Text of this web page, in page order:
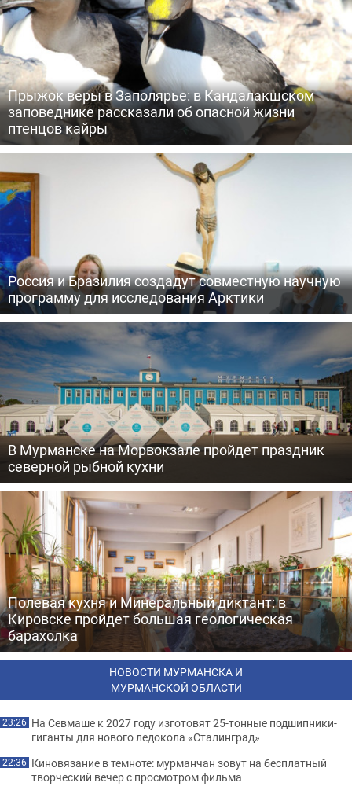
Прыжок веры в Заполярье: в Кандалакшском
заповеднике рассказали об опасной жизни
птенцов кайры
Россия и Бразилия создадут совместную научную
программу для исследования Арктики
В Мурманске на Морвокзале пройдет праздник
северной рыбной кухни
Полевая кухня и Минеральный диктант: в
Кировске пройдет большая геологическая
барахолка
НОВОСТИ МУРМАНСКА И
МУРМАНСКОЙ ОБЛАСТИ
23:26 На Севмаше к 2027 году изготовят 25-тонные подшипники-
гиганты для нового ледокола «Сталинград»
22:36 Киновязание в темноте: мурманчан зовут на бесплатный
творческий вечер с просмотром фильма